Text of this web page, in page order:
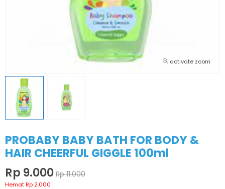
activate zoom
PROBABY BABY BATH FOR BODY &
HAIR CHEERFUL GIGGLE 100ml
Rp 9.000 Rp 11.000
Hemat Rp 2.000